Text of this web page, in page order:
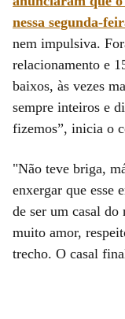
nessa segunda-
nem impulsiva.
relacionamento e
baixos, às vezes
sempre inteiros e
fizemos”, inicia o
"Não teve briga,
enxergar que esse
de ser um casal
muito amor,
trecho. O casal